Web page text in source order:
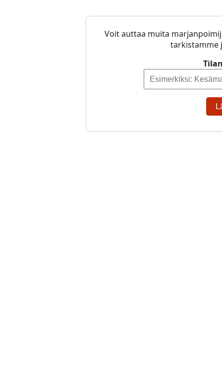
Voit auttaa muita
tarkistamme